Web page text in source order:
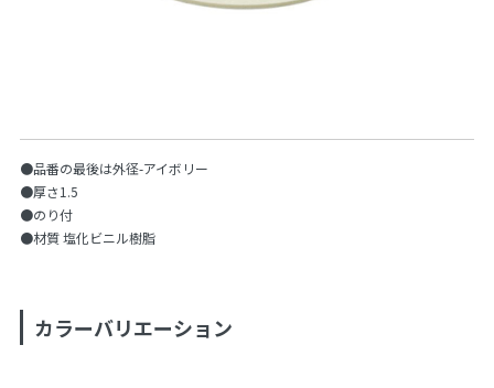
●品番の最後は外径-アイボリー
●厚さ1.5
●のり付
●材質 塩化ビニル樹脂
カラーバリエーション